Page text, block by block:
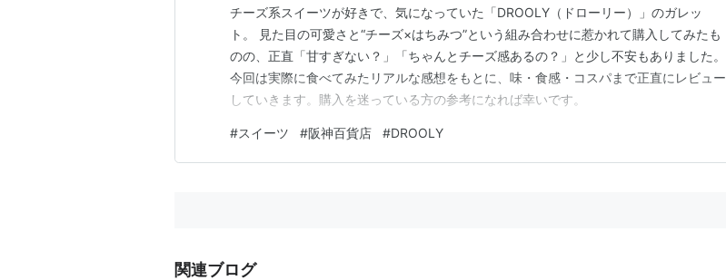
チーズ系スイーツが好きで、気になっていた「DROOLY（ドローリー）」のガレッ
ト。 見た目の可愛さと“チーズ×はちみつ”という組み合わせに惹かれて購入してみたも
のの、正直「甘すぎない？」「ちゃんとチーズ感あるの？」と少し不安もありました。
今回は実際に食べてみたリアルな感想をもとに、味・食感・コスパまで正直にレビュー
していきます。購入を迷っている方の参考になれば幸いです。
#スイーツ #阪神百貨店 #DROOLY
関連ブログ